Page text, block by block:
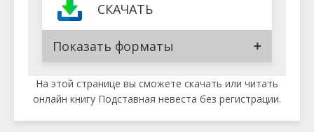
СКАЧАТЬ
Показать форматы
На этой странице вы сможете скачать или читать
онлайн книгу Подставная невеста без регистрации.